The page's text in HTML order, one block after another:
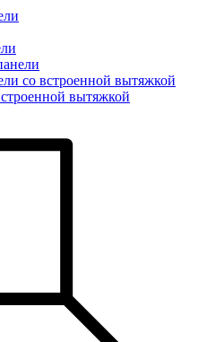
со встроенной вытяжкой
вытяжкой